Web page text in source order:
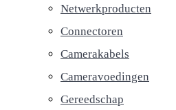
Netwerkproducten
Connectoren
Camerakabels
Cameravoedingen
Gereedschap